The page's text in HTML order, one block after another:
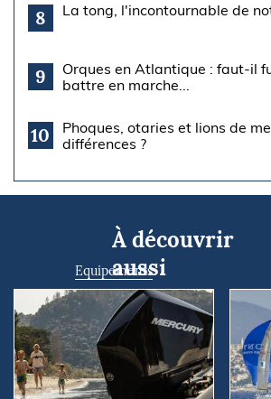
8 La tong, l'incontournable de
9
Orques en Atlantique : faut-il
battre en marche...
10
Phoques, otaries et lions de
différences ?
À découvrir
aussi
Equipements